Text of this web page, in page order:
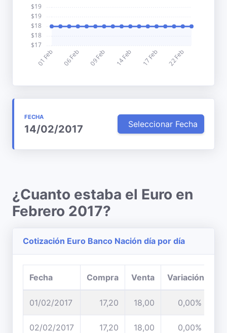
FECHA
14/02/2017 Seleccionar Fecha
¿Cuanto estaba el Euro en
Febrero 2017?
Cotización Euro Banco Nación día por día
Fecha Compra Venta Variación
01/02/2017 17,20 18,00 0,00%
02/02/2017 17,20 18,00 0,00%